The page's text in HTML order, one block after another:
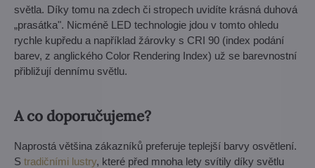
světla. Díky tomu na zdech či stropech uvidíte krásná duhová
„prasátka". Nicméně LED technologie jdou v tomto ohledu
rychle kupředu a například žárovky s CRI 90 (index podání
barev, z anglického Color Rendering Index) už se barevnostní
přibližují dennímu světlu.
A co doporučujeme?
Naprostá většina zákazníků preferuje teplejší barvy osvětlení.
S tradičními lustry, které před mnoha lety svítily díky světlu